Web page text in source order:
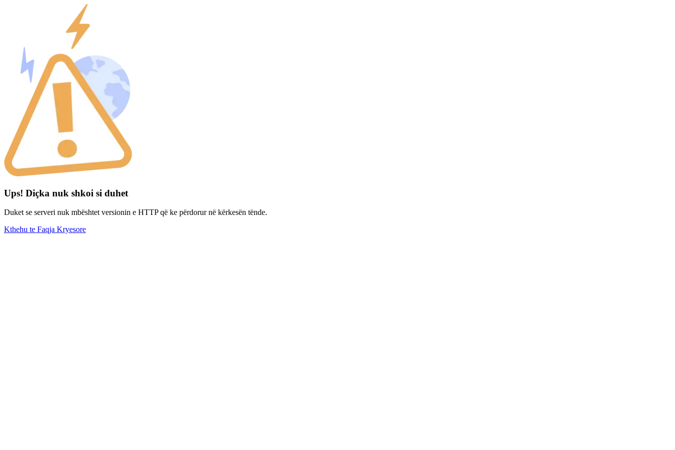
Ups! Diçka nuk shkoi si duhet
Duket se serveri nuk mbështet versionin e HTTP që ke përdorur në kërkesën tënde.
Kthehu te Faqja Kryesore